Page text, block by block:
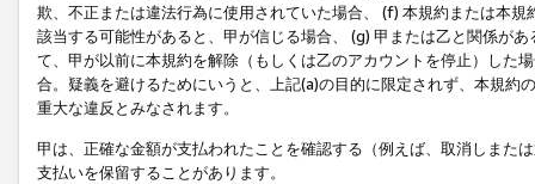
欺、不正または違法行為に使用されていた場合、 (f) 本規約または本
該当する可能性があると、甲が信じる場合、 (g) 甲または乙と関係が
て、甲が以前に本規約を解除（もしくは乙のアカウントを停止）した
合。疑義を避けるためにいうと、上記(a)の目的に限定されず、本規
重大な違反とみなされます。
甲は、正確な金額が支払われたことを確認する（例えば、取消しまた
支払いを保留することがあります。